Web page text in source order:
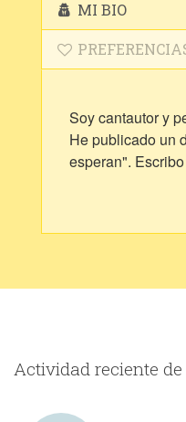
MI BIO
Soy cantautor y
He publicado un
esperan".
Actividad reciente